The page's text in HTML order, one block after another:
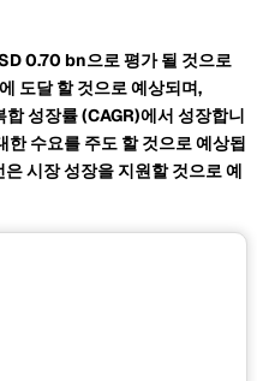
0.70 bn으로 평가 될 것으로
도달 할 것으로 예상되며,
성장률(CAGR)에서 성장합니
한 수요를 주도 할 것으로 예상됩
시장 성장을 지원할 것으로 예